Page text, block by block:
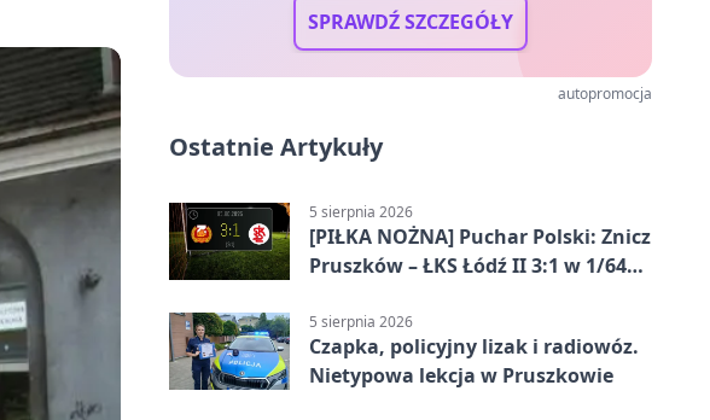
SPRAWDŹ SZCZEGÓŁY
autopromocja
Ostatnie Artykuły
5 sierpnia 2026
[PIŁKA NOŻNA] Puchar Polski: Znicz
Pruszków – ŁKS Łódź II 3:1 w 1/64
5 sierpnia 2026
Czapka, policyjny lizak i radiowóz.
Nietypowa lekcja w Pruszkowie